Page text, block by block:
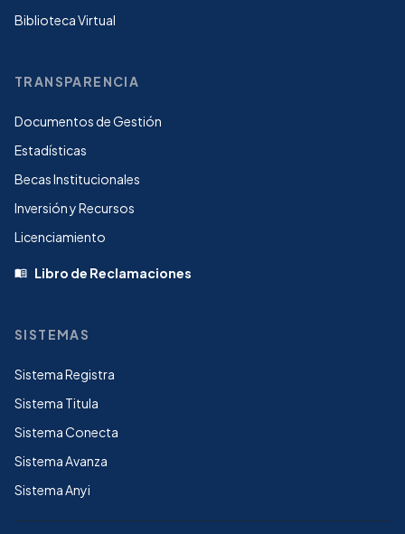
Biblioteca Virtual
TRANSPARENCIA
Documentos de Gestión
Estadísticas
Becas Institucionales
Inversión y Recursos
Licenciamiento
menu_book Libro de Reclamaciones
SISTEMAS
Sistema Registra
Sistema Titula
Sistema Conecta
Sistema Avanza
Sistema Anyi